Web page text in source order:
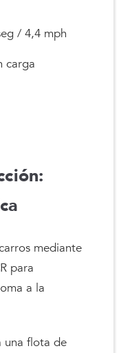
/ 4,4 mph
carga
mediante
para
a la
una flota de